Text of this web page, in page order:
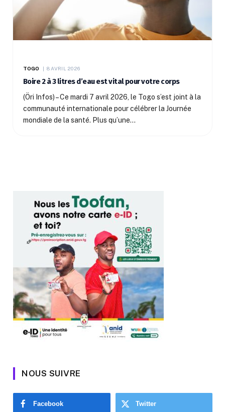
TOGO 8 AVRIL 2026
Boire 2 à 3 litres d’eau est vital pour votre corps
(Öri Infos) – Ce mardi 7 avril 2026, le Togo s’est joint à la
communauté internationale pour célébrer la Journée
mondiale de la santé. Plus qu’une…
NOUS SUIVRE
Facebook Twitter